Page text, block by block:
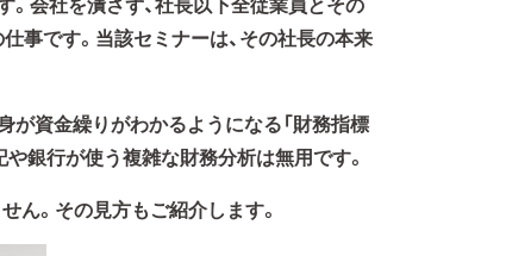
事です。当該セミナーは、その社長の本来
が資金繰りがわかるようになる「財務指標
銀行が使う複雑な財務分析は無用です。
。その見方もご紹介します。